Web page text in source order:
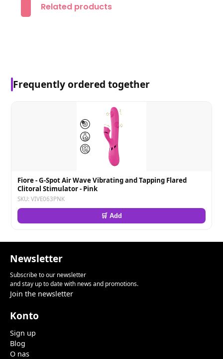
Related products
Frequently ordered together
Fiore - G-Spot Air Wave Vibrating and Tapping Flared
Clitoral Stimulator - Pink
SKU: VIVE063PNK
🛒 Add
Newsletter
Subscribe to our newsletter
and stay up to date with news and promotions.
Join the newsletter
Konto
Sign up
Blog
O nas